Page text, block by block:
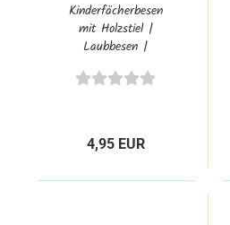
Kinderfächerbesen
mit Holzstiel |
Laubbesen |
Kinder-Gartengerät
4,95 EUR